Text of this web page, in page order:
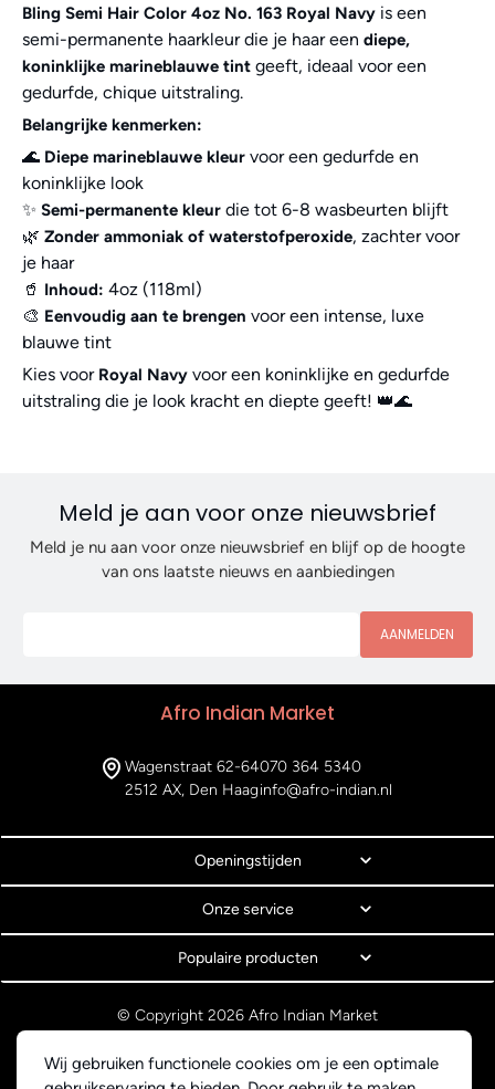
Wij gebruiken functionele cookies om je een optimale
Bling Semi Hair Color 4oz No. 163 Royal Navy is een
semi-permanente haarkleur die je haar een diepe,
koninklijke marineblauwe tint geeft, ideaal voor een
gedurfde, chique uitstraling.
Belangrijke kenmerken:
🌊 Diepe marineblauwe kleur voor een gedurfde en
koninklijke look
✨ Semi-permanente kleur die tot 6-8 wasbeurten blijft
🌿 Zonder ammoniak of waterstofperoxide, zachter voor
je haar
🥤 Inhoud: 4oz (118ml)
🎨 Eenvoudig aan te brengen voor een intense, luxe
blauwe tint
Kies voor Royal Navy voor een koninklijke en gedurfde
uitstraling die je look kracht en diepte geeft! 👑🌊
Meld je aan voor onze nieuwsbrief
Meld je nu aan voor onze nieuwsbrief en blijf op de hoogte
van ons laatste nieuws en aanbiedingen
AANMELDEN
Afro Indian Market
Wagenstraat 62-64
2512 AX, Den Haag
070 364 5340
info@afro-indian.nl
Openingstijden
Onze service
Populaire producten
© Copyright 2026 Afro Indian Market
Privacyverklaring
Webdesign BEWISE Solutions